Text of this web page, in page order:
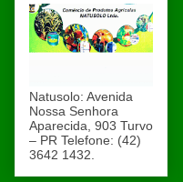
Natusolo: Avenida
Nossa Senhora
Aparecida, 903 Turvo
– PR Telefone: (42)
3642 1432.